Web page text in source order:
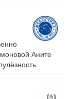
Аните